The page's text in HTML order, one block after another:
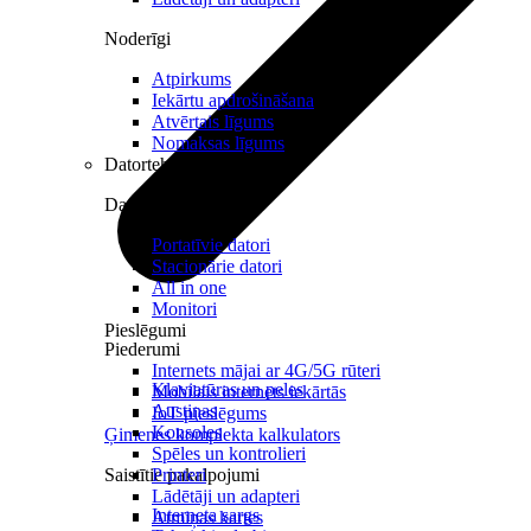
Pieslēgumi
Internets mājai ar 4G/5G rūteri
Mobilais internets iekārtās
IoT pieslēgums
Ģimenes komplekta kalkulators
Saistītie pakalpojumi
Interneta sargs
Noderīgi
Atpirkums
Iekārtu apdrošināšana
Atvērtais līgums
Nomaksas līgums
Datortehnika
Datori un Monitori
Portatīvie datori
Stacionārie datori
All in one
Monitori
Piederumi
Klaviatūras un peles
Austiņas
Konsoles
Spēles un kontrolieri
Printeri
Lādētāji un adapteri
Atmiņas kartes